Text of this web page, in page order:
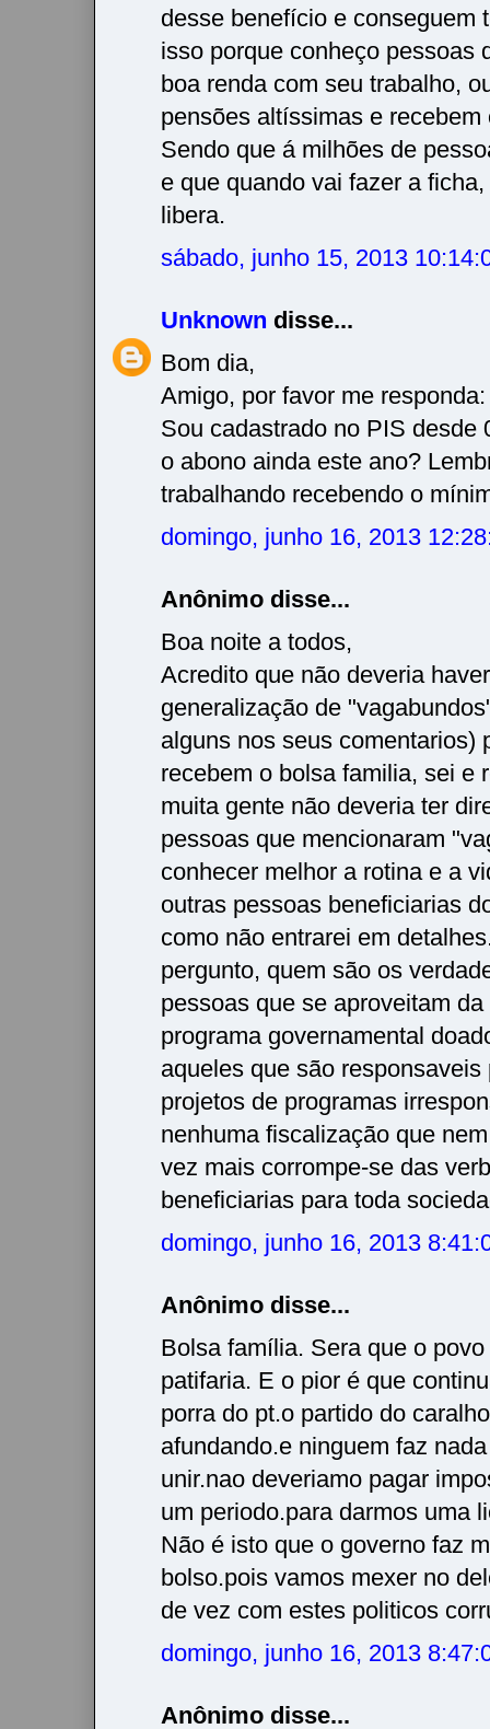
desse benefício e conseguem
isso porque conheço pessoas
boa renda com seu trabalho,
pensões altíssimas e
Sendo que á milhões de
e que quando vai fazer a
libera.
sábado, junho 15, 2013
Unknown disse...
Bom dia,
Amigo, por favor me responda:
Sou cadastrado no PIS desde
o abono ainda este ano?
trabalhando recebendo o
domingo, junho 16, 2013
Anônimo disse...
Boa noite a todos,
Acredito que não deveria
generalização de
alguns nos seus comentarios)
recebem o bolsa familia, sei e
muita gente não deveria ter
pessoas que mencionaram
conhecer melhor a rotina e a
outras pessoas beneficiarias
como não entrarei em
pergunto, quem são os
pessoas que se aproveitam
programa governamental
aqueles que são responsaveis
projetos de programas
nenhuma fiscalização que
vez mais corrompe-se das
beneficiarias para toda
domingo, junho 16, 2013
Anônimo disse...
Bolsa família. Sera que o
patifaria. E o pior é que
porra do pt.o partido do
afundando.e ninguem faz
unir.nao deveriamo pagar
um periodo.para darmos uma
Não é isto que o governo faz
bolso.pois vamos mexer no
de vez com estes politicos
domingo, junho 16, 2013
Anônimo disse...